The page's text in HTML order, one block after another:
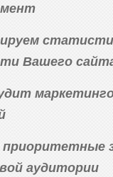
Вашего
приоритетные
аудитории